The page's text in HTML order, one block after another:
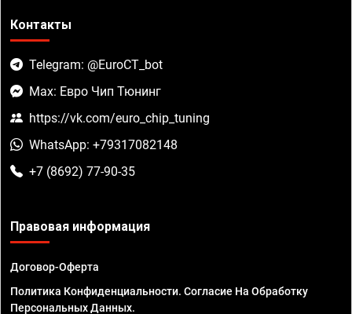
Контакты
Telegram: @EuroCT_bot
Max: Евро Чип Тюнинг
https://vk.com/euro_chip_tuning
WhatsApp: +79317082148
+7 (8692) 77-90-35
Правовая информация
Договор-Оферта
Политика Конфиденциальности. Согласие На Обработку
Персональных Данных.